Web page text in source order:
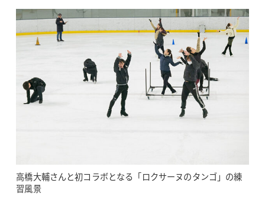
高橋大輔さんと初コラボとなる「ロクサーヌのタンゴ」の練
習風景